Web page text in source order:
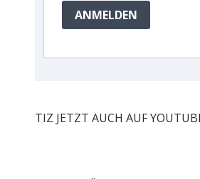
ANMELDEN
TIZ JETZT AUCH AUF